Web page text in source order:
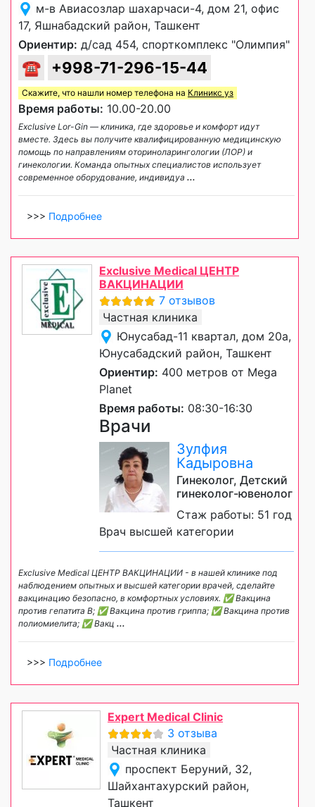
м-в Авиасозлар шахарчаси-4, дом 21, офис
17, Яшнабадский район, Ташкент
Ориентир: д/сад 454, спорткомплекс "Олимпия"
☎ +998-71-296-15-44
Скажите, что нашли номер телефона на Клиникс уз
Время работы: 10.00-20.00
Exclusive Lor-Gin — клиника, где здоровье и комфорт идут
вместе. Здесь вы получите квалифицированную медицинскую
помощь по направлениям оториноларингологии (ЛОР) и
гинекологии. Команда опытных специалистов использует
современное оборудование, индивидуа ...
>>> Подробнее
Exclusive Medical ЦЕНТР
ВАКЦИНАЦИИ
7 отзывов
Частная клиника
Юнусабад-11 квартал, дом 20а,
Юнусабадский район, Ташкент
Ориентир: 400 метров от Mega
Planet
Время работы: 08:30-16:30
Врачи
Зулфия
Кадыровна
Гинеколог, Детский
гинеколог-ювенолог
Стаж работы: 51 год
Врач высшей категории
Exclusive Medical ЦЕНТР ВАКЦИНАЦИИ - в нашей клинике под
наблюдением опытных и высшей категории врачей, сделайте
вакцинацию безопасно, в комфортных условиях. ✅ Вакцина
против гепатита B; ✅ Вакцина против гриппа; ✅ Вакцина против
полиомиелита; ✅ Вакц ...
>>> Подробнее
Expert Medical Clinic
3 отзыва
Частная клиника
проспект Беруний, 32,
Шайхантахурский район,
Ташкент